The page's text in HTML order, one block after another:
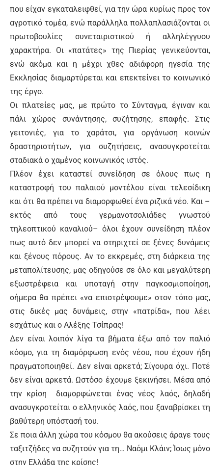
που είχαν εγκαταλειφθεί, για την ώρα κυρίως προς τον
αγροτικό τομέα, ενώ παράλληλα πολλαπλασιάζονται οι
πρωτοβουλίες συνεταιριστικού ή αλληλέγγυου
χαρακτήρα. Οι «πατάτες» της Πιερίας γενικεύονται,
ενώ ακόμα και η μέχρι χθες αδιάφορη ηγεσία της
Εκκλησίας διαμαρτύρεται και επεκτείνει το κοινωνικό
της έργο.
Οι πλατείες μας, με πρώτο το Σύνταγμα, έγιναν και
πάλι χώρος συνάντησης, συζήτησης, επαφής. Στις
γειτονιές, για το χαράτσι, για οργάνωση κοινών
δραστηριοτήτων, για συζητήσεις, ανασυγκροτείται
σταδιακά ο χαμένος κοινωνικός ιστός.
Πλέον έχει καταστεί συνείδηση σε όλους πως η
καταστροφή του παλαιού μοντέλου είναι τελεσίδικη
και ότι θα πρέπει να διαμορφωθεί ένα ριζικά νέο. Και –
εκτός από τους γερμανοτσολιάδες γνωστού
τηλεοπτικού καναλιού– όλοι έχουν συνείδηση πλέον
πως αυτό δεν μπορεί να στηριχτεί σε ξένες δυνάμεις
και ξένους πόρους. Αν το εκκρεμές, στη διάρκεια της
μεταπολίτευσης, μας οδηγούσε σε όλο και μεγαλύτερη
εξωστρέφεια και υποταγή στην παγκοσμιοποίηση,
σήμερα θα πρέπει «να επιστρέψουμε» στον τόπο μας,
στις δικές μας δυνάμεις, στην «πατρίδα», που λέει
εσχάτως και ο Αλέξης Τσίπρας!
Δεν είναι λοιπόν λίγα τα βήματα έξω από τον παλιό
κόσμο, για τη διαμόρφωση ενός νέου, που έχουν ήδη
πραγματοποιηθεί. Δεν είναι αρκετά; Σίγουρα όχι. Ποτέ
δεν είναι αρκετά. Ωστόσο έχουμε ξεκινήσει. Μέσα από
την κρίση διαμορφώνεται ένας νέος λαός, δηλαδή
ανασυγκροτείται ο ελληνικός λαός, που ξαναβρίσκει τη
βαθύτερη υπόστασή του.
Σε ποια άλλη χώρα του κόσμου θα ακούσεις άραγε τους
ταξιτζήδες να συζητούν για τη… Ναόμι Κλάιν; Ίσως μόνο
στην Ελλάδα της κρίσης!